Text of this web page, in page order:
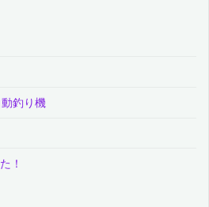
釣り機
！